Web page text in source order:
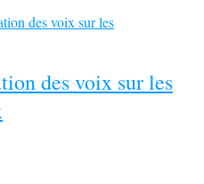
des voix sur les